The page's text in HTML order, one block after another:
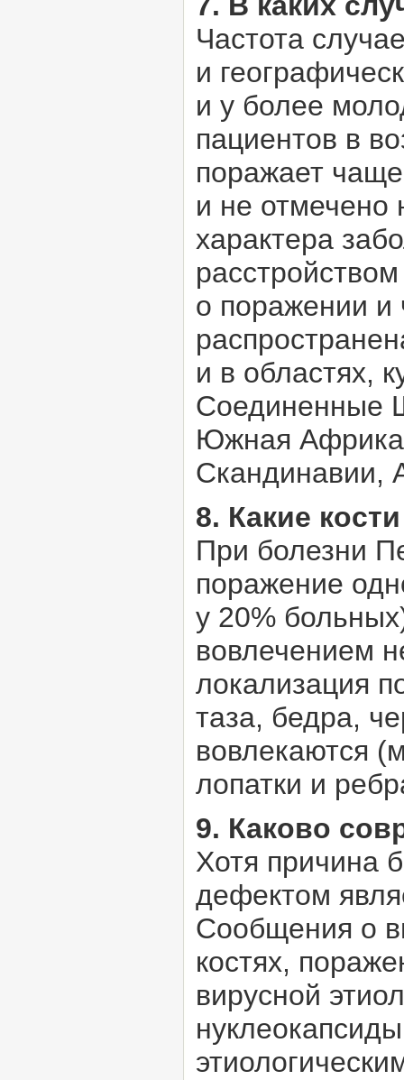
Частота
и
и у более
пациентов в
поражает
и не отмечено
характера
о поражении и
и в областях,
Соединенные
Южная
Скандинавии,
8. Какие
При болезни
поражение
у 20%
вовлечением
локализация
таза, бедра,
вовлекаются
лопатки и
9. Каково
Хотя причина
дефектом
Сообщения о
костях,
вирусной